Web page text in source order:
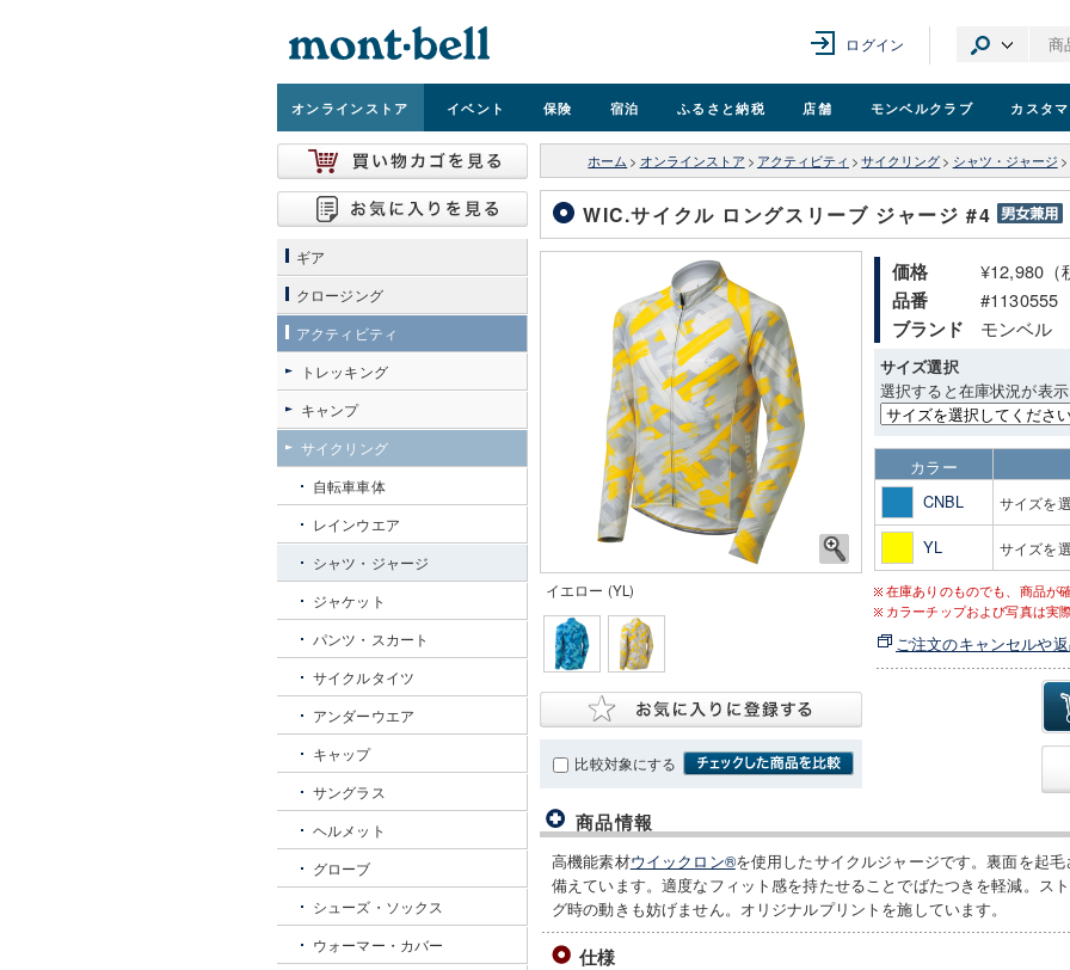
ログイン
オンラインストア イベント 保険 宿泊 ふるさと納税 店舗 モンベルクラブ カスタ
ホーム > オンラインストア > アクティビティ > サイクリング > シャツ・ジャージ >
WIC.サイクル ロングスリーブ ジャージ #4
イエロー (YL)
比較対象にする
価格 ¥12,980（
品番 #1130555
ブランド モンベル
サイズ選択
選択すると在庫状況が表示
カラー
CNBL
サイズを
YL サイズを
在庫ありのものでも、商品が
カラーチップおよび写真は実
ご注文のキャンセルや
商品情報
高機能素材ウイックロン®を使用したサイクルジャージです。裏面を起
備えています。適度なフィット感を持たせることでばたつきを軽減。ス
グ時の動きも妨げません。オリジナルプリントを施しています。
仕様
ギア
クロージング
アクティビティ
トレッキング
キャンプ
サイクリング
自転車車体
レインウエア
シャツ・ジャージ
ジャケット
パンツ・スカート
サイクルタイツ
アンダーウエア
キャップ
サングラス
ヘルメット
グローブ
シューズ・ソックス
ウォーマー・カバー